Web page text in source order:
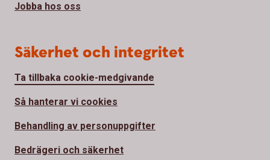
Jobba hos oss
Säkerhet och integritet
Ta tillbaka cookie-medgivande
Så hanterar vi cookies
Behandling av personuppgifter
Bedrägeri och säkerhet